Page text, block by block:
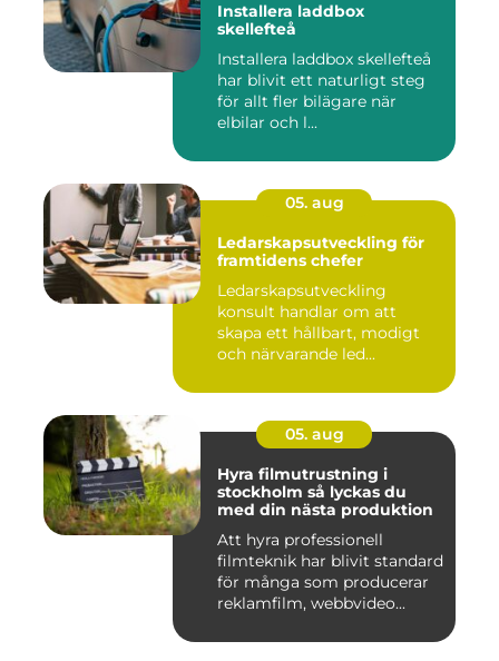
Installera laddbox
skellefteå
Installera laddbox skellefteå
har blivit ett naturligt steg
för allt fler bilägare när
elbilar och l...
05. aug
Ledarskapsutveckling för
framtidens chefer
Ledarskapsutveckling
konsult handlar om att
skapa ett hållbart, modigt
och närvarande led...
05. aug
Hyra filmutrustning i
stockholm så lyckas du
med din nästa produktion
Att hyra professionell
filmteknik har blivit standard
för många som producerar
reklamfilm, webbvideo...